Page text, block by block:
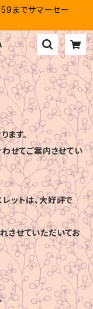
までサマーセー
ます。
わせてご案内させてい
ットは、大好評で
させていただいてお